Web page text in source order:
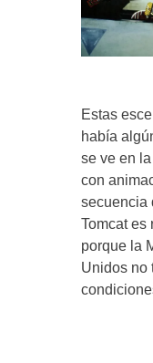
Estas
había
se ve en
con
secuencia
Tomcat es
porque la
Unidos no